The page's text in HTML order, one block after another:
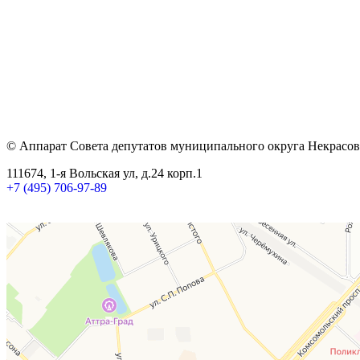
© Аппарат Совета депутатов муниципального округа
111674, 1-я Вольская ул, д.24 корп.1
+7 (495) 706-97-89